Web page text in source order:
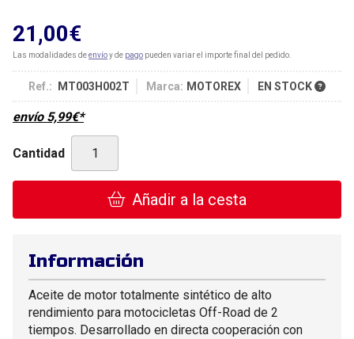
21,00€
Las modalidades deenvíoy de pago pueden variar el importe final del pedido.
Ref.: MT003H002T Marca: MOTOREX EN STOCK
envío 5,99€*
Cantidad
Añadir a la cesta
Información
Aceite de motor totalmente sintético de alto
rendimiento para motocicletas Off-Road de 2
tiempos. Desarrollado en directa cooperación con